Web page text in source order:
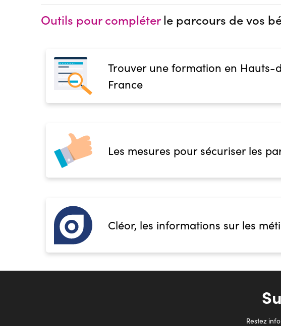
Outils pour compléterle parcours de vos
Trouver une formation en Hauts-
France
Les mesures pour sécuriser les
Cléor, les informations sur les
Restez